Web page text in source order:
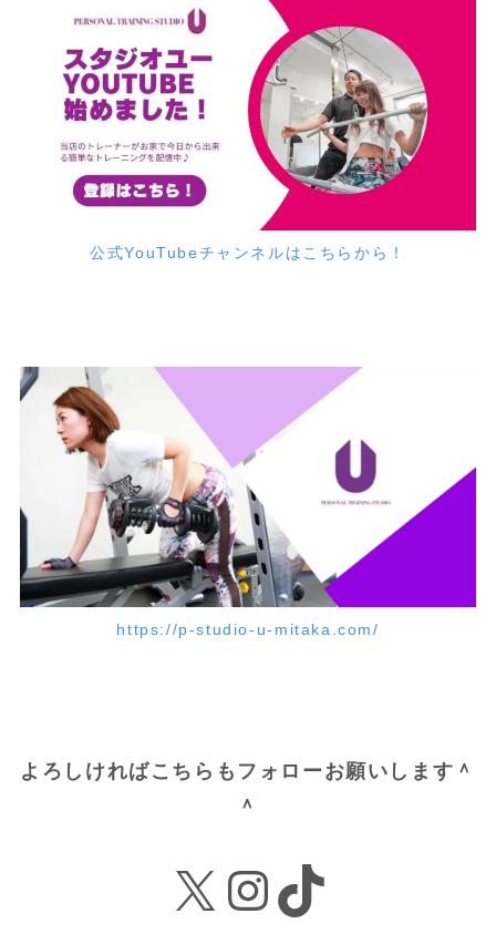
公式YouTubeチャンネルはこちらから！
https://p-studio-u-mitaka.com/
よろしければこちらもフォローお願いします＾
＾
X Instagram
TikTok